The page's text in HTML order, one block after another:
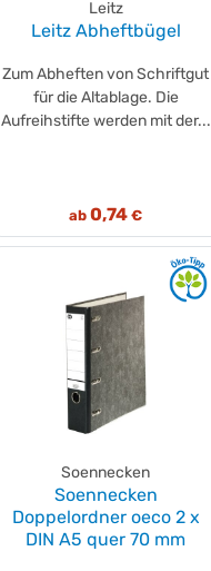
Leitz
Leitz Abheftbügel
Zum Abheften von Schriftgut
für die Altablage. Die
Aufreihstifte werden mit der...
ab0,74 €
Soennecken
Soennecken
Doppelordner oeco 2 x
DIN A5 quer 70 mm